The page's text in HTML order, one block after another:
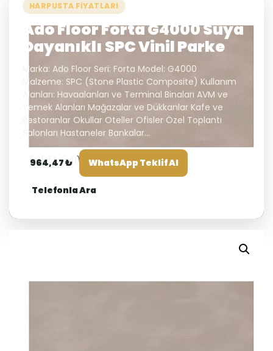
HARPUSTA FIYATLARI
Ado Floor Forta G4000 Suya
Dayanıklı SPC Vinil Parke
Marka: Ado Floor Seri: Forta Model: G4000
Malzeme: SPC (Stone Plastic Composite) Kullanım
Alanları: Havaalanları ve Terminal Binaları AVM ve
Yemek Alanları Mağazalar ve Dükkanlar Kafe ve
Restoranlar Okullar Oteller Ofisler Özel Toplantı
Salonları Hastaneler Bankalar...
964,47 ₺ WhatsApp Teklif Al
Telefonla Ara